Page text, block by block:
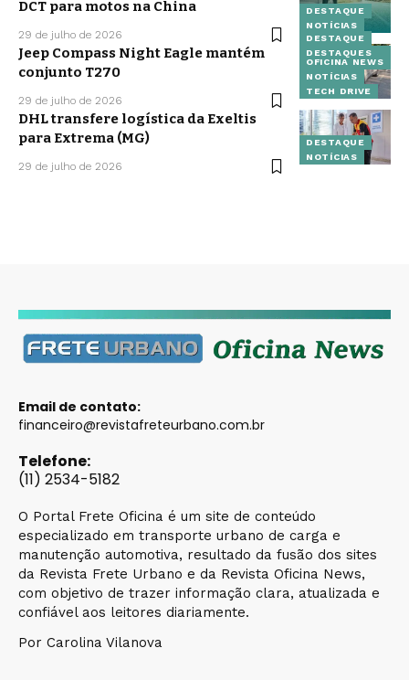
DESTAQUE
NOTÍCIAS
DCT para motos na China
29 de julho de 2026
DESTAQUE
DESTAQUES
OFICINA NEWS
NOTÍCIAS
TECH DRIVE
Jeep Compass Night Eagle mantém
conjunto T270
29 de julho de 2026
DESTAQUE
NOTÍCIAS
DHL transfere logística da Exeltis
para Extrema (MG)
29 de julho de 2026
Email de contato:
financeiro@revistafreteurbano.com.br
Telefone:
(11) 2534-5182
O Portal Frete Oficina é um site de conteúdo
especializado em transporte urbano de carga e
manutenção automotiva, resultado da fusão dos sites
da Revista Frete Urbano e da Revista Oficina News,
com objetivo de trazer informação clara, atualizada e
confiável aos leitores diariamente.
Por Carolina Vilanova